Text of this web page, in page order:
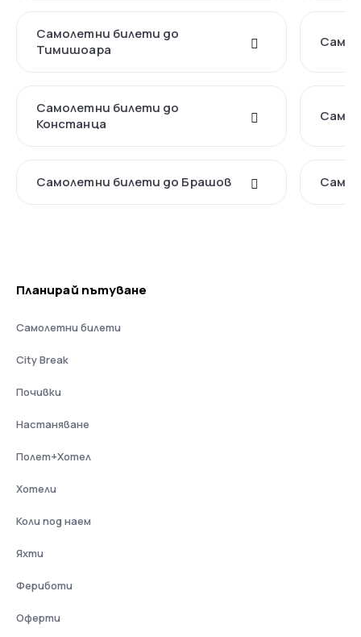
Самолетни билети до
Тимишоара
Самолетни билети до
Констанца
Самолетни билети до Брашов
Планирай пътуване
Самолетни билети
City Break
Почивки
Настаняване
Полет+Хотел
Хотели
Коли под наем
Яхти
Фериботи
Оферти